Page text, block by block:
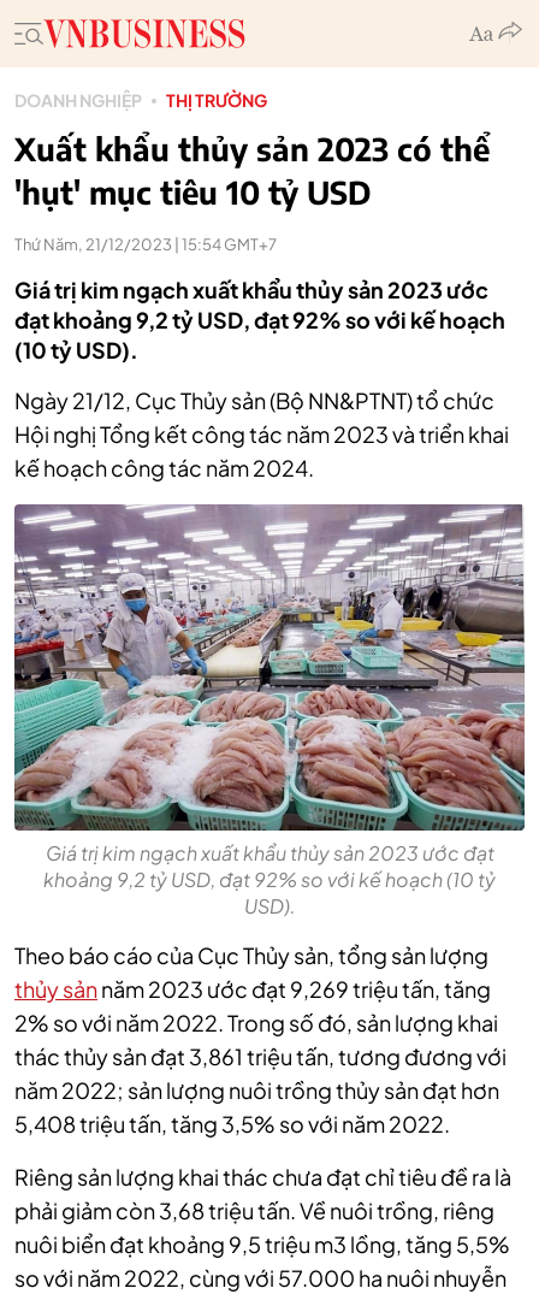
DOANH NGHIỆP THỊ TRƯỜNG
Xuất khẩu thủy sản 2023 có thể
'hụt' mục tiêu 10 tỷ USD
Thứ Năm, 21/12/2023 | 15:54 GMT+7
Giá trị kim ngạch xuất khẩu thủy sản 2023 ước
đạt khoảng 9,2 tỷ USD, đạt 92% so với kế hoạch
(10 tỷ USD).
Ngày 21/12, Cục Thủy sản (Bộ NN&PTNT) tổ chức
Hội nghị Tổng kết công tác năm 2023 và triển khai
kế hoạch công tác năm 2024.
Giá trị kim ngạch xuất khẩu thủy sản 2023 ước đạt
khoảng 9,2 tỷ USD, đạt 92% so với kế hoạch (10 tỷ
USD).
Theo báo cáo của Cục Thủy sản,tổng sản lượng
thủy sảnnăm 2023 ước đạt 9,269 triệu tấn, tăng
2% so với năm 2022. Trong số đó, sản lượng khai
thác thủy sản đạt 3,861 triệu tấn, tương đương với
năm 2022; sản lượng nuôi trồng thủy sản đạt hơn
5,408 triệu tấn, tăng 3,5% so với năm 2022.
Riêng sản lượng khai thác chưa đạt chỉ tiêu đề ra là
phải giảm còn 3,68 triệu tấn. Về nuôi trồng, riêng
nuôi biển đạt khoảng 9,5 triệu m3 lồng, tăng 5,5%
so với năm 2022, cùng với 57.000 ha nuôi nhuyễn